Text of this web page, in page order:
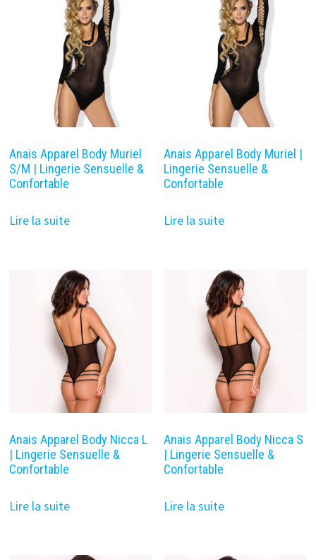
Anais Apparel Body Muriel
S/M | Lingerie Sensuelle &
Confortable
Lire la suite
Anais Apparel Body Muriel |
Lingerie Sensuelle &
Confortable
Lire la suite
Anais Apparel Body Nicca L
| Lingerie Sensuelle &
Confortable
Lire la suite
Anais Apparel Body Nicca S
| Lingerie Sensuelle &
Confortable
Lire la suite